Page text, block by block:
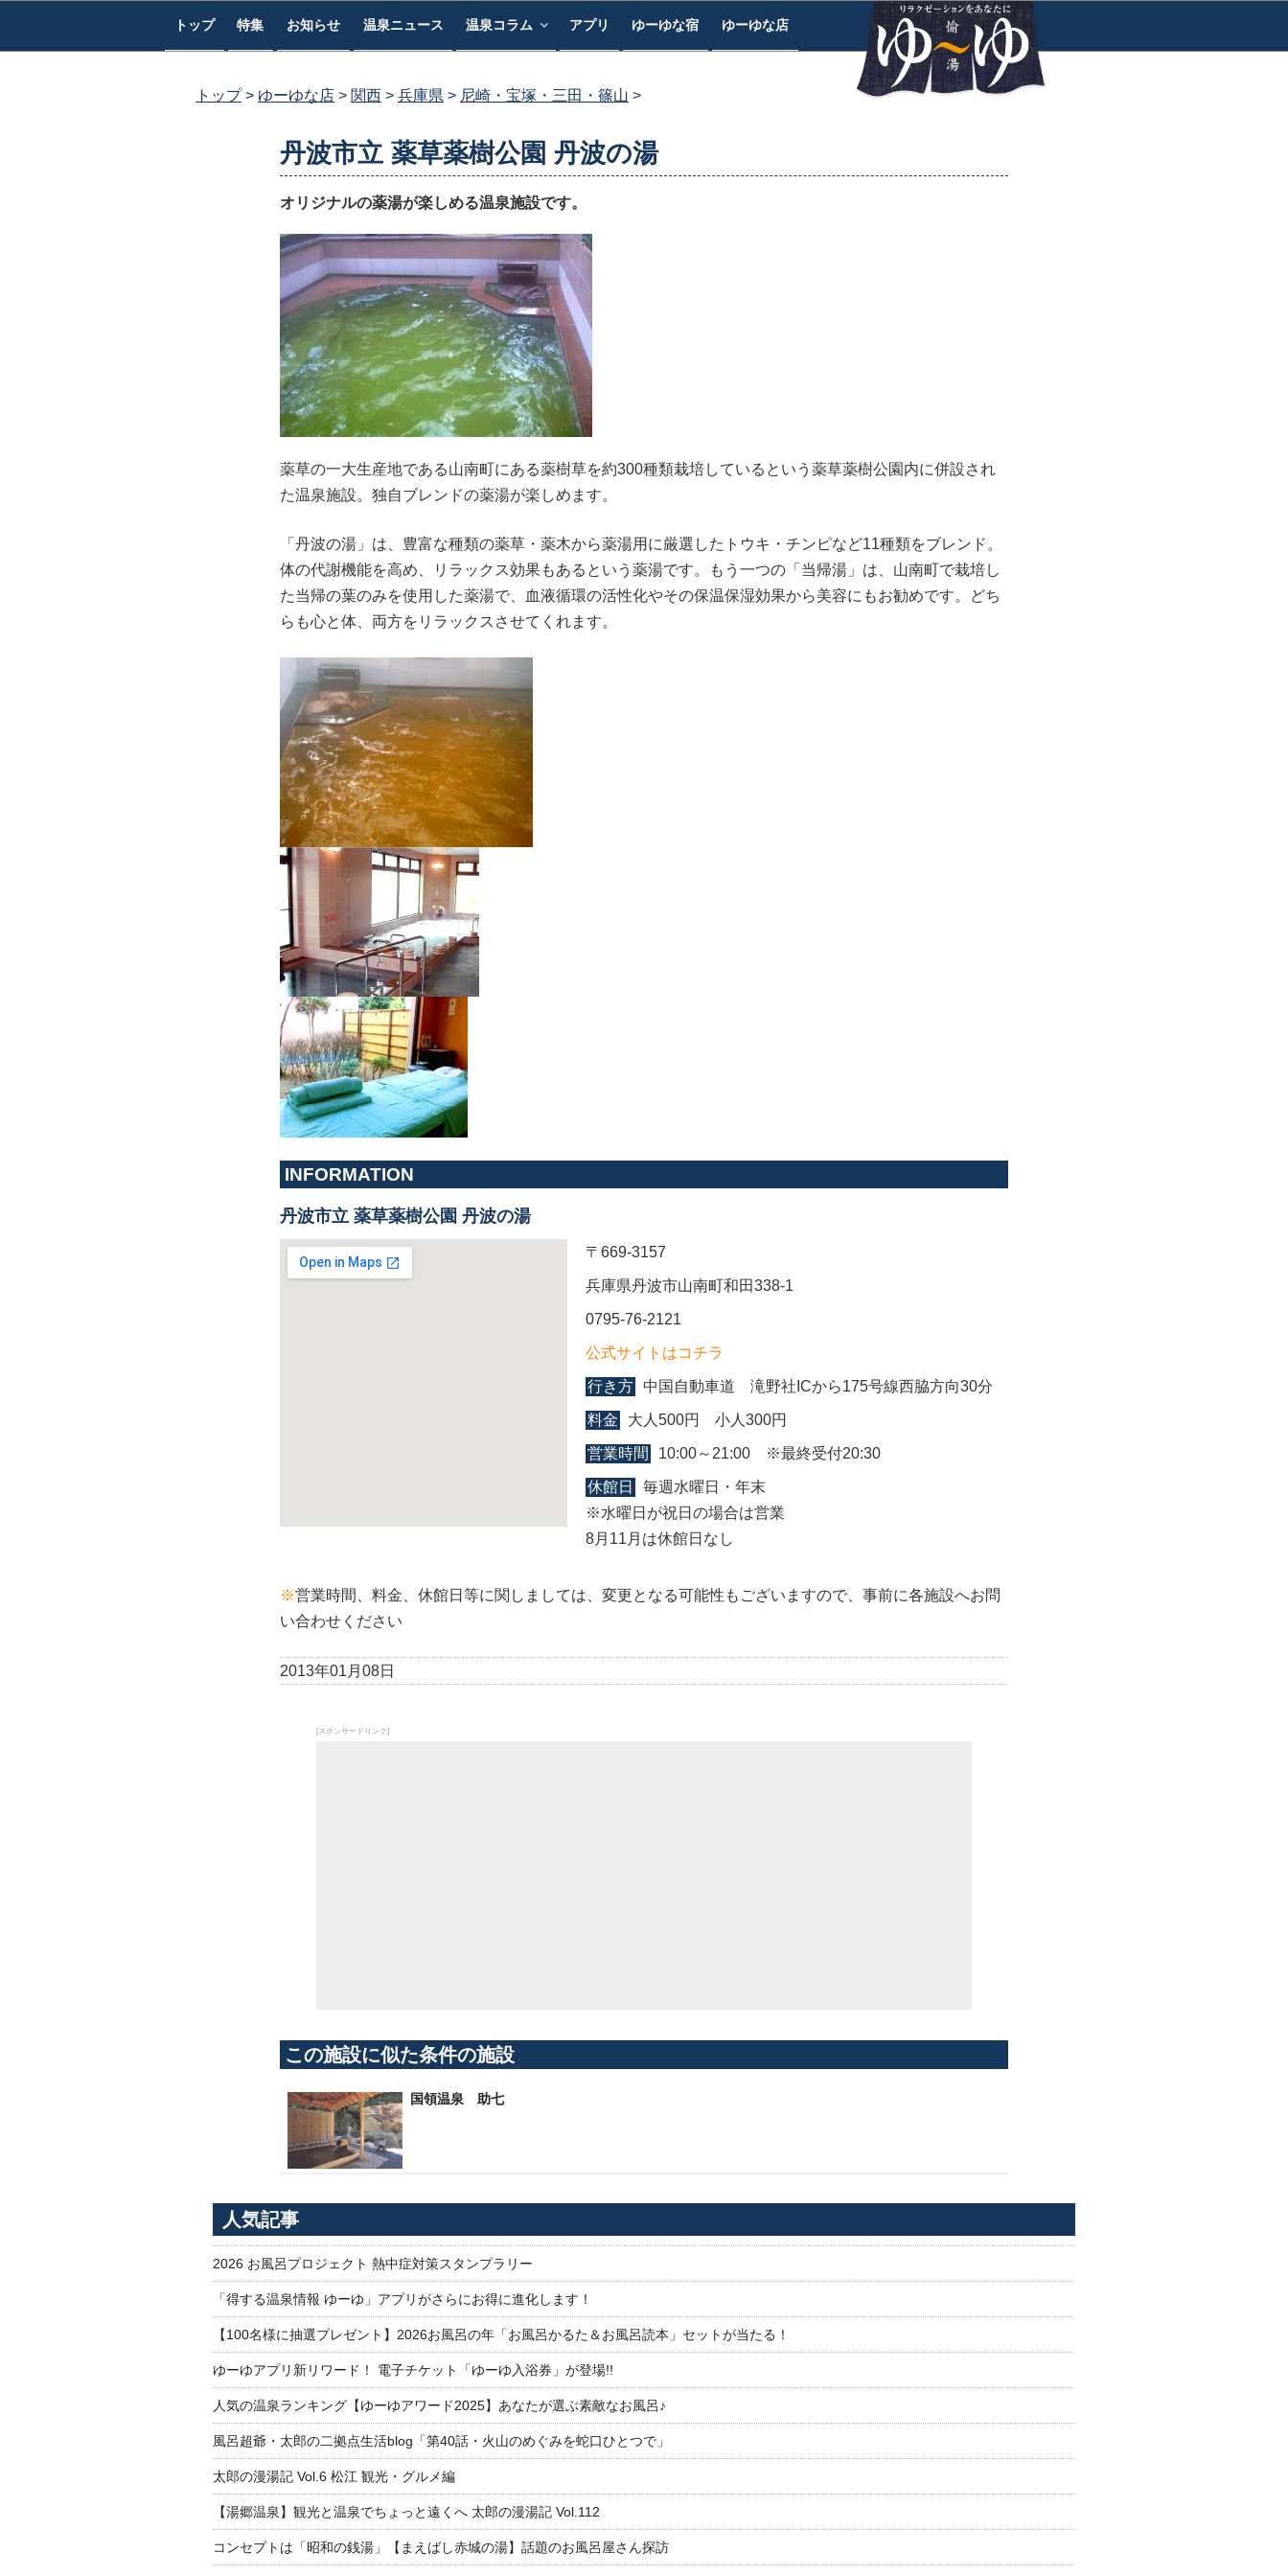
トップ 特集 お知らせ 温泉ニュース 温泉コラム アプリ ゆーゆな宿 ゆーゆな店
トップ ゆーゆな店 関西 兵庫県 尼崎・宝塚・三田・篠山
丹波市立 薬草薬樹公園 丹波の湯
オリジナルの薬湯が楽しめる温泉施設です。
薬草の一大生産地である山南町にある薬樹草を約300種類栽培しているという薬草薬樹公園内に併設され
た温泉施設。独自ブレンドの薬湯が楽しめます。
「丹波の湯」は、豊富な種類の薬草・薬木から薬湯用に厳選したトウキ・チンピなど11種類をブレンド。
体の代謝機能を高め、リラックス効果もあるという薬湯です。もう一つの「当帰湯」は、山南町で栽培し
た当帰の葉のみを使用した薬湯で、血液循環の活性化やその保温保湿効果から美容にもお勧めです。どち
らも心と体、両方をリラックスさせてくれます。
INFORMATION
丹波市立 薬草薬樹公園 丹波の湯
〒669-3157
兵庫県丹波市山南町和田338-1
0795-76-2121
公式サイトはコチラ
行き方 中国自動車道 滝野社ICから175号線西脇方向30分
料金 大人500円 小人300円
営業時間 10:00～21:00 ※最終受付20:30
休館日
毎週水曜日・年末
※水曜日が祝日の場合は営業
8月11月は休館日なし
※営業時間、料金、休館日等に関しましては、変更となる可能性もございますので、事前に各施設へお問
い合わせください
2013年01月08日
[スポンサードリンク]
この施設に似た条件の施設
国領温泉 助七
人気記事
2026 お風呂プロジェクト 熱中症対策スタンプラリー
「得する温泉情報 ゆーゆ」アプリがさらにお得に進化します！
【100名様に抽選プレゼント】2026お風呂の年「お風呂かるた＆お風呂読本」セットが当たる！
ゆーゆアプリ新リワード！ 電子チケット「ゆーゆ入浴券」が登場!!
人気の温泉ランキング【ゆーゆアワード2025】あなたが選ぶ素敵なお風呂♪
風呂超爺・太郎の二拠点生活blog「第40話・火山のめぐみを蛇口ひとつで」
太郎の漫湯記 Vol.6 松江 観光・グルメ編
【湯郷温泉】観光と温泉でちょっと遠くへ 太郎の漫湯記 Vol.112
コンセプトは「昭和の銭湯」【まえばし赤城の湯】話題のお風呂屋さん探訪